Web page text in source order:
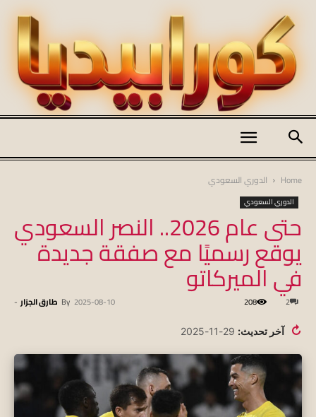
Home الدوري السعودي
الدوري السعودي
حتى عام 2026.. النصر السعودي
يوقع رسميًا مع صفقة جديدة
في الميركاتو
By طارق الجزار - 2025-08-10 2
208
↻ آخر تحديث: 29-11-2025